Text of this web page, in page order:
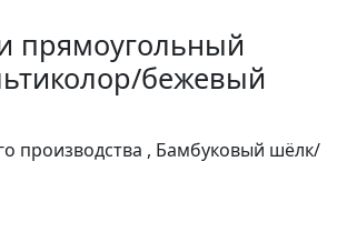
прямоугольный
бежевый
производства , Бамбуковый шёлк/